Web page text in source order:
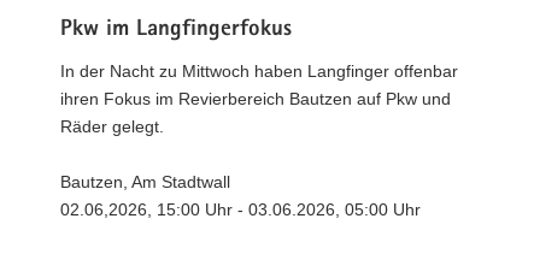
Pkw im Langfingerfokus
In der Nacht zu Mittwoch haben Langfinger offenbar
ihren Fokus im Revierbereich Bautzen auf Pkw und
Räder gelegt.
Bautzen, Am Stadtwall
02.06,2026, 15:00 Uhr - 03.06.2026, 05:00 Uhr